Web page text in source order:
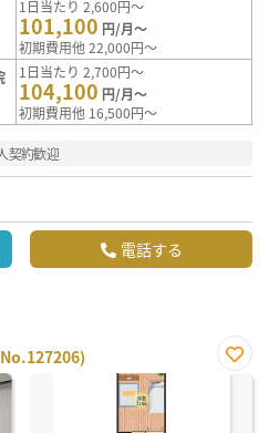
1日当たり 2,600円～
101,100 円/月～
初期費用他 22,000円～
1日当たり 2,700円～
104,100 円/月～
初期費用他 16,500円～
契約歓迎
電話する
お気